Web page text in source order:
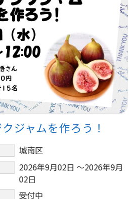
ジャムを作ろう！
城南区
2026年9月02日 ～2026年9月
02日
受付中